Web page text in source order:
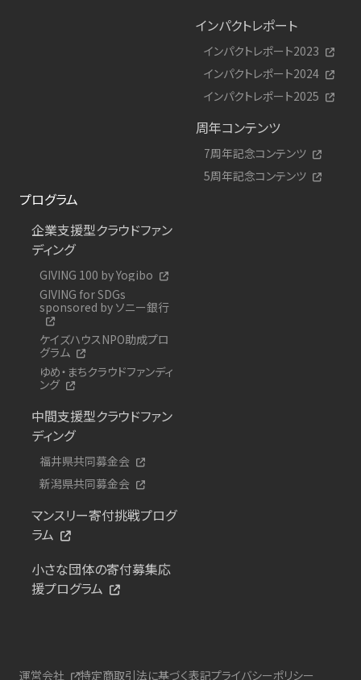
インパクトレポート
インパクトレポート2023
インパクトレポート2024
インパクトレポート2025
周年コンテンツ
7周年記念コンテンツ
5周年記念コンテンツ
プログラム
企業支援型クラウドファン
ディング
GIVING 100 by Yogibo
GIVING for SDGs
sponsored by ソニー銀行
ケイズハウスNPO助成プロ
グラム
ゆめ・まちクラウドファンディ
ング
中間支援型クラウドファン
ディング
福井県共同募金会
新潟県共同募金会
マンスリー寄付挑戦プログ
ラム
小さな団体の寄付募集応
援プログラム
運営会社 特定商取引法に基づく表記プライバシーポリシー